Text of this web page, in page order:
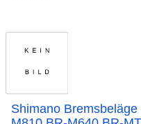
Shimano